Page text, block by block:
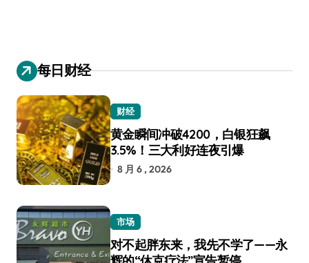
每日财经
财经
黄金瞬间冲破4200，白银狂飙
3.5%！三大利好连夜引爆
8 月 6 , 2026
市场
对不起胖东来，我先不学了——永